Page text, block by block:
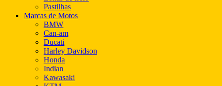
Pastilhas
Marcas de Motos
BMW
Can-am
Ducati
Harley Davidson
Honda
Indian
Kawasaki